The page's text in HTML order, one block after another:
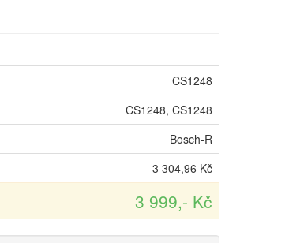
CS1248
CS1248, CS1248
Bosch-R
3 304,96 Kč
3 999,- Kč